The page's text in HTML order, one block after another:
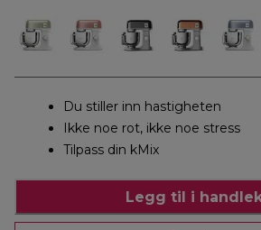
Du stiller inn hastigheten
Ikke noe rot, ikke noe stress
Tilpass din kMix
Legg til i